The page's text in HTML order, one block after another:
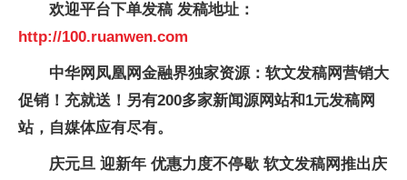
欢迎平台下单发稿 发稿地址：
http://100.ruanwen.com
中华网凤凰网金融界独家资源：软文发稿网营销大
促销！充就送！另有200多家新闻源网站和1元发稿网
站，自媒体应有尽有。
庆元旦 迎新年 优惠力度不停歇 软文发稿网推出庆